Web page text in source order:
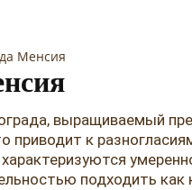
Менсия
выращиваемый
приводит к
подходить как